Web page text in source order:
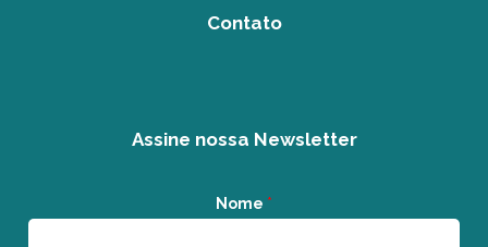
Contato
Assine nossa Newsletter
Nome *